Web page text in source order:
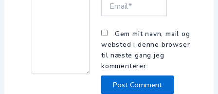
Gem mit navn, mail og
websted i denne browser
til næste gang jeg
kommenterer.